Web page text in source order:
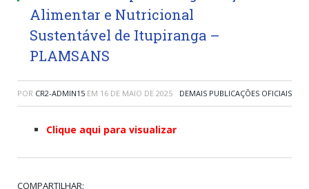
Alimentar e Nutricional
Sustentável de Itupiranga –
PLAMSANS
POR CR2-ADMIN15 EM 16 DE MAIO DE 2025 DEMAIS PUBLICAÇÕES OFICIAIS
Clique aqui para visualizar
COMPARTILHAR: